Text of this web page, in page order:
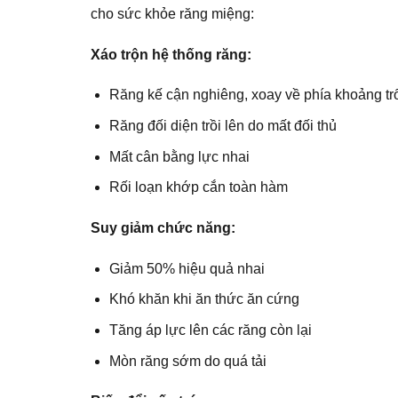
cho sức khỏe răng miệng:
Xáo trộn hệ thống răng:
Răng kế cận nghiêng, xoay về phía khoảng
Răng đối diện trồi lên do mất đối thủ
Mất cân bằng lực nhai
Rối loạn khớp cắn toàn hàm
Suy giảm chức năng:
Giảm 50% hiệu quả nhai
Khó khăn khi ăn thức ăn cứng
Tăng áp lực lên các răng còn lại
Mòn răng sớm do quá tải